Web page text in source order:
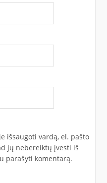
išsaugoti vardą, el. pašto
jų nebereiktų įvesti iš
parašyti komentarą.